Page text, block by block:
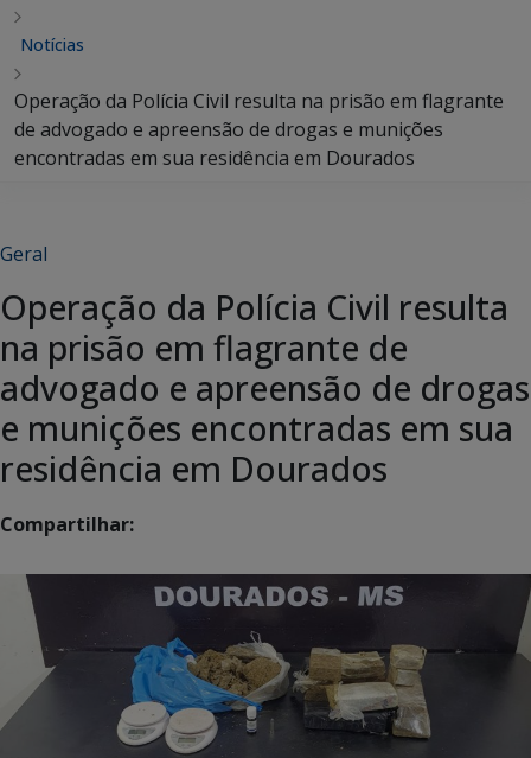
Notícias
Operação da Polícia Civil resulta na prisão em flagrante
de advogado e apreensão de drogas e munições
encontradas em sua residência em Dourados
Geral
Operação da Polícia Civil resulta
na prisão em flagrante de
advogado e apreensão de drogas
e munições encontradas em sua
residência em Dourados
Compartilhar: